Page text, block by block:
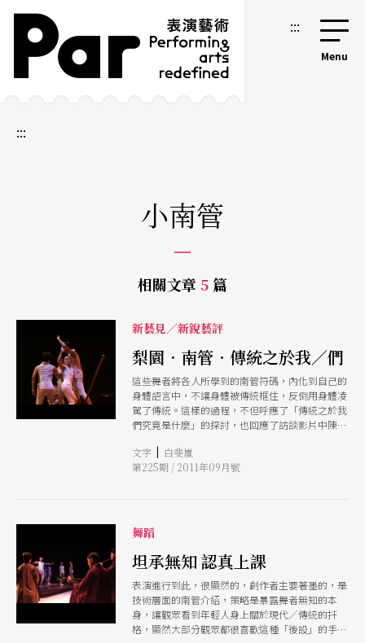
跳到主要內容區塊
網站導覽 :::
:::
小南管
相關文章 5 篇
新藝見／新銳藝評
梨園．南管．傳統之於我／們
這些舞者將各人所學到的南管符碼，內化到自己的
身體語言中，不讓身體被傳統框住，反倒用身體凌
駕了傳統。這樣的過程，不但呼應了「傳統之於我
們究竟是什麼」的探討，也回應了訪談影片中陳美
統。」
文字 | 白斐嵐
第225期 / 2011年09月號
舞蹈
坦承無知 認真上課
表演進行到此，很顯然的，創作者主要著墨的，是
技術層面的南管介紹，策略是暴露舞者無知的本
身，讓觀眾看到年輕人身上關於現代／傳統的扞
格，顯然大部分觀眾都很喜歡這種「後設」的手